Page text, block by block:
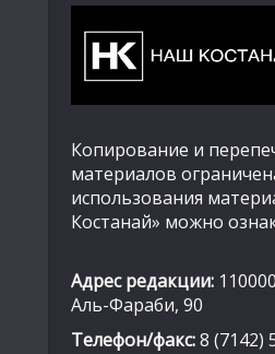
Копирование и
материалов
использования
Костанай» можно
Адрес редакции:
Аль-Фараби, 90
Телефон/факс:8 (7142)